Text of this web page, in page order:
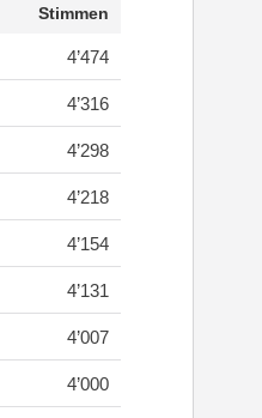
Stimmen
4’474
4’316
4’298
4’218
4’154
4’131
4’007
4’000